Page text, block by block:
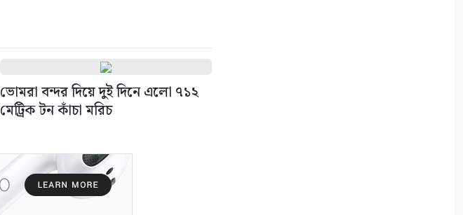
ভোমরা বন্দর দিয়ে দুই দিনে এলো ৭১২
মেট্রিক টন কাঁচা মরিচ